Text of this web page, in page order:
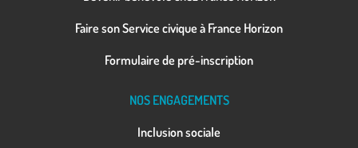
Faire son Service civique à France Horizon
Formulaire de pré-inscription
NOS ENGAGEMENTS
Inclusion sociale